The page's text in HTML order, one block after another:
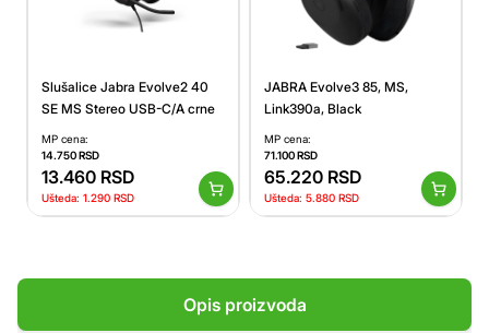
Slušalice Jabra Evolve2 40
SE MS Stereo USB-C/A crne
MP cena:
14.750RSD
13.460 RSD
Ušteda: 1.290 RSD
JABRA Evolve3 85, MS,
Link390a, Black
MP cena:
71.100RSD
65.220 RSD
Ušteda: 5.880 RSD
Opis proizvoda